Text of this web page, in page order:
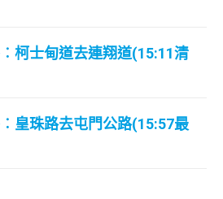
柯士甸道去連翔道(15:11清
皇珠路去屯門公路(15:57最